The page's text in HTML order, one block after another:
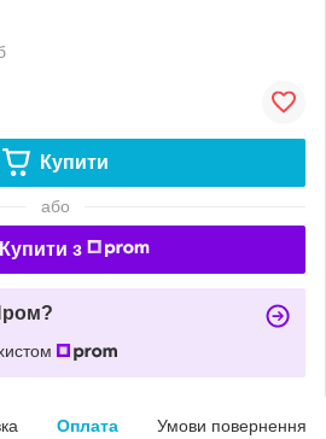
Купити
або
Купити з
Оплата Умови повернення